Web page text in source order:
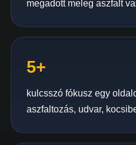
megadott meleg aszfalt
5+
kulcsszó fókusz egy
aszfaltozás, udvar,